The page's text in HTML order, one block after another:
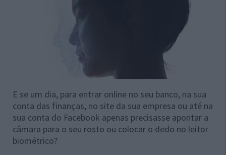
E se um dia, para entrar online no seu banco, na sua
conta das finanças, no site da sua empresa ou até na
sua conta do Facebook apenas precisasse apontar a
câmara para o seu rosto ou colocar o dedo no leitor
biométrico?